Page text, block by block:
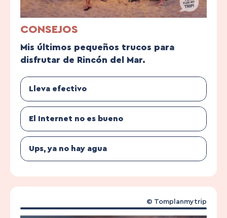
CONSEJOS
Mis últimos pequeños trucos para
disfrutar de Rincón del Mar.
Lleva efectivo
El Internet no es bueno
Ups, ya no hay agua
© Tomplanmytrip